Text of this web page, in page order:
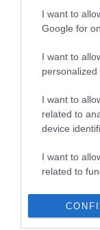
I want to
Google for
I want to
personalized
I want to
related to
device
I want to
related to
related to
για τα
παραβάσεις
αφορούν
Σ. Καλαφάτης:
δεν είναι
νέα
μια νέα
31.07.2026
Νέος οδηγός
για τη
των ελληνικών
επιχειρήσεων στον
χώρο της
31.07.2026